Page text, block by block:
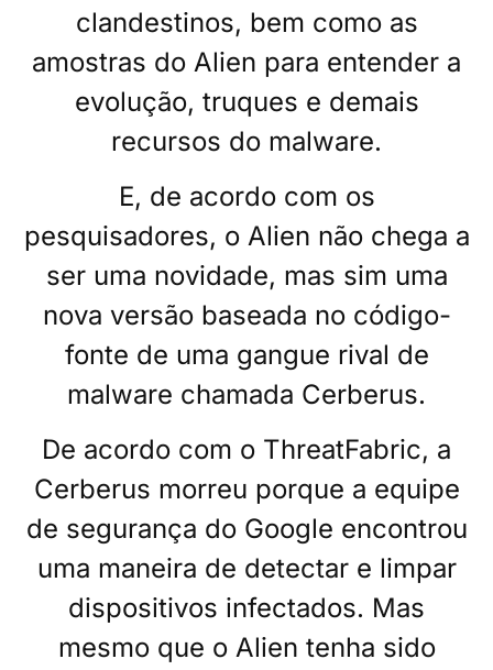
clandestinos, bem como as
amostras do Alien para entender a
evolução, truques e demais
recursos do malware.
E, de acordo com os
pesquisadores, o Alien não chega a
ser uma novidade, mas sim uma
nova versão baseada no código-
fonte de uma gangue rival de
malware chamada Cerberus.
De acordo com o ThreatFabric, a
Cerberus morreu porque a equipe
de segurança do Google encontrou
uma maneira de detectar e limpar
dispositivos infectados. Mas
mesmo que o Alien tenha sido